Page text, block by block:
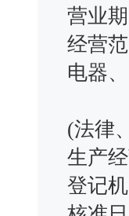
营业
经营
电器
(法律
生产
登记